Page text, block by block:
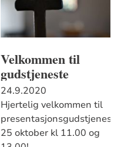
Velkommen til
gudstjeneste
24.9.2020
Hjertelig velkommen til
presentasjonsgudstjeneste
25 oktober kl 11.00 og